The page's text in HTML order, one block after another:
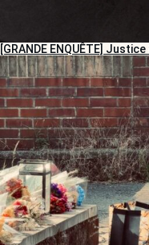
[GRANDE ENQUÊTE]